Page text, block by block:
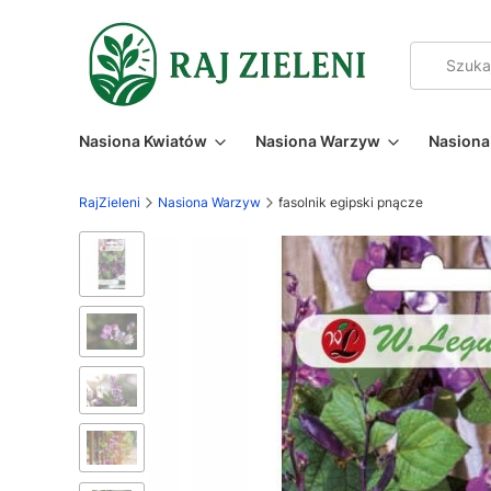
Nasiona Kwiatów Nasiona Warzyw Nasiona
RajZieleni Nasiona Warzyw fasolnik egipski pnącze